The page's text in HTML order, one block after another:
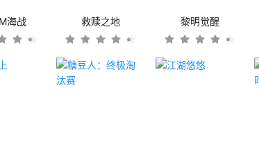
海战 救赎之地 黎明觉醒